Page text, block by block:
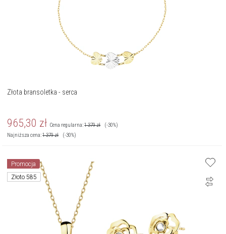
Złota bransoletka - serca
965,30 zł Cena regularna:1 379zł
(-30%)
Najniższa cena:1 379zł (-30%)
Promocja
Złoto 585